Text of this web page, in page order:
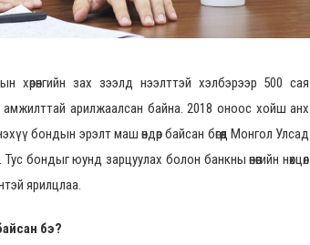
хөрөнгийн зах зээлд нээлттэй хэлбэрээр 500 сая
арилжаалсан байна. 2018 оноос хойш анх
бондын эрэлт маш өндөр байсан бөгөөд Монгол Улсад
бондыг юунд зарцуулах болон банкны өнөөгийн нөхцөл
ярилцлаа.
бэ?